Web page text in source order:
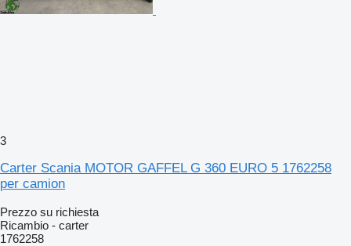
3
Carter Scania MOTOR GAFFEL G 360 EURO 5 1762258
per camion
Prezzo su richiesta
Ricambio - carter
1762258